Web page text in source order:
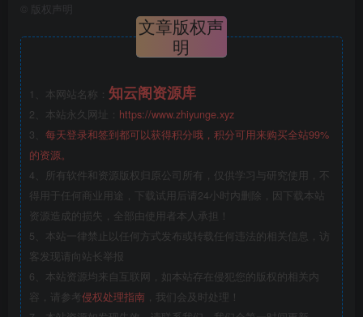
版权声明
文章版权声
明
1、本网站名称： 知云阁资源库
2、本站永久网址： https://www.zhiyunge.xyz
3、 每天登录和签到都可以获得积分哦，积分可用来购买全站99%
的资源。
4、所有软件和资源版权归原公司所有，仅供学习与研究使用，不
得用于任何商业用途，下载试用后请24小时内删除，因下载本站
资源造成的损失，全部由使用者本人承担！
5、本站一律禁止以任何方式发布或转载任何违法的相关信息，访
客发现请向站长举报
6、本站资源均来自互联网，如本站存在侵犯您的版权的相关内
容，请参考侵权处理指南 ，我们会及时处理！